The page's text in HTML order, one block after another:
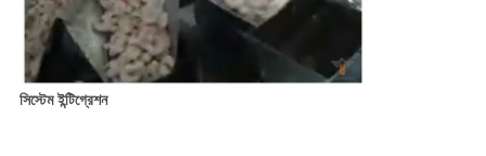
সিস্টেম ইন্টিগ্রেশন